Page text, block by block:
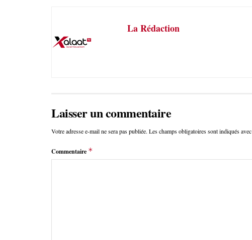
La Rédaction
Laisser un commentaire
Votre adresse e-mail ne sera pas publiée. Les champs obligatoires sont indiqués avec
Commentaire *